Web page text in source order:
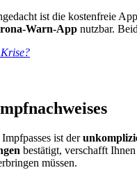
ist die kostenfreie
Warn-App nutzbar.
ist der
bestätigt, verschafft
müssen.